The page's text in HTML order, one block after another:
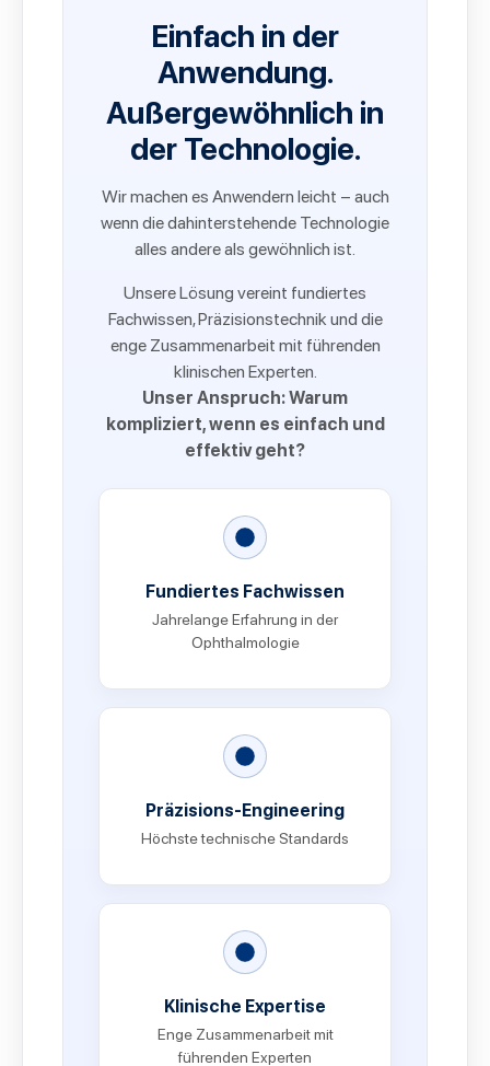
Einfach in der
Anwendung.
Außergewöhnlich in
der Technologie.
Wir machen es Anwendern leicht – auch
wenn die dahinterstehende Technologie
alles andere als gewöhnlich ist.
Unsere Lösung vereint fundiertes
Fachwissen, Präzisionstechnik und die
enge Zusammenarbeit mit führenden
klinischen Experten.
Unser Anspruch: Warum
kompliziert, wenn es einfach und
effektiv geht?
Fundiertes Fachwissen
Jahrelange Erfahrung in der
Ophthalmologie
Präzisions-Engineering
Höchste technische Standards
Klinische Expertise
Enge Zusammenarbeit mit
führenden Experten